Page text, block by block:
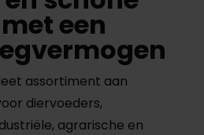
een
assortiment aan
diervoeders,
agrarische en